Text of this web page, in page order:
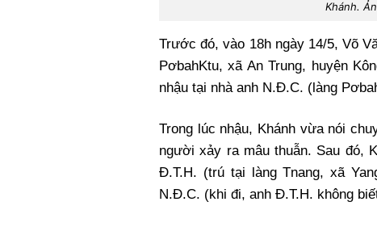
Khánh.
Trước đó, vào 18h ngày 14/5, Võ
PơbahKtu, xã An Trung, huyện
nhậu tại nhà anh N.Đ.C. (làng
Trong lúc nhậu, Khánh vừa nói
người xảy ra mâu thuẫn. Sau đó,
Đ.T.H. (trú tại làng Tnang, xã
N.Đ.C. (khi đi, anh Đ.T.H. không